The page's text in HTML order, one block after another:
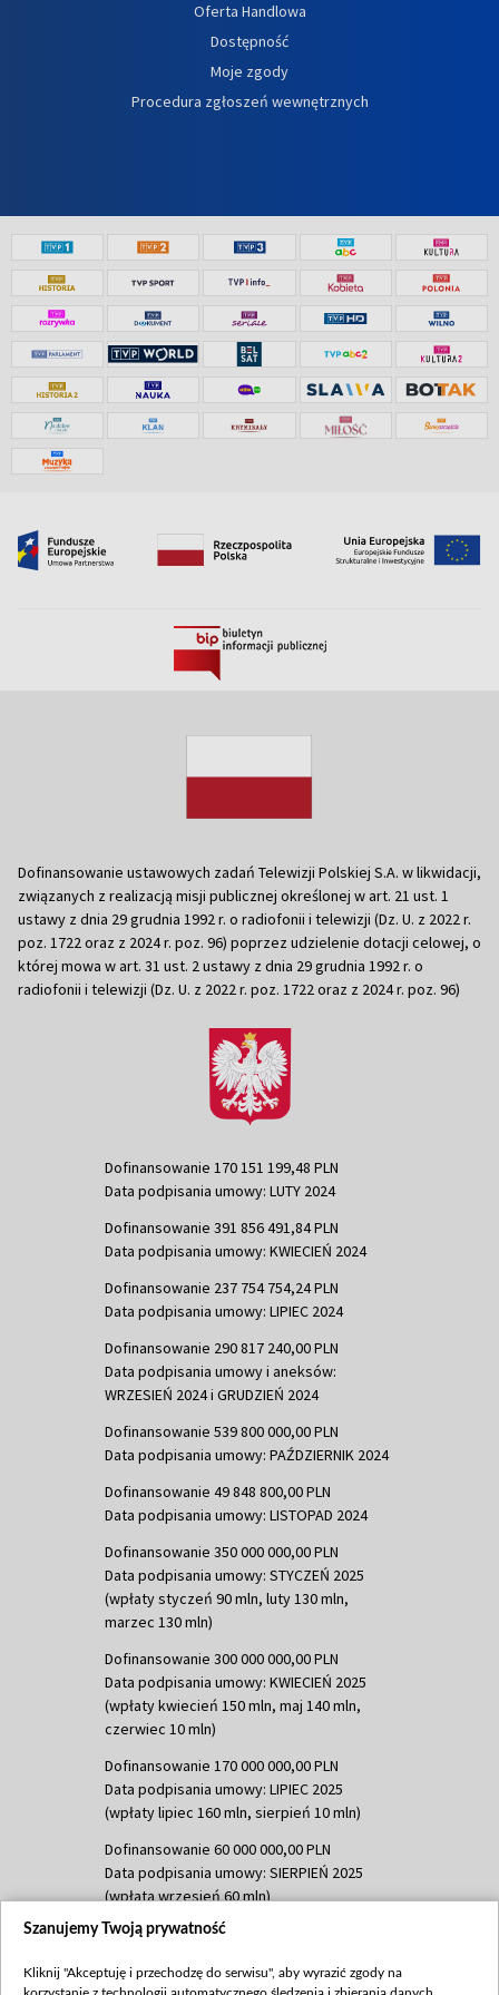
Oferta Handlowa
Dostępność
Moje zgody
Procedura zgłoszeń wewnętrznych
Dofinansowanie ustawowych zadań Telewizji Polskiej S.A. w likwidacji,
związanych z realizacją misji publicznej określonej w art. 21 ust. 1
ustawy z dnia 29 grudnia 1992 r. o radiofonii i telewizji (Dz. U. z 2022 r.
poz. 1722 oraz z 2024 r. poz. 96) poprzez udzielenie dotacji celowej, o
której mowa w art. 31 ust. 2 ustawy z dnia 29 grudnia 1992 r. o
radiofonii i telewizji (Dz. U. z 2022 r. poz. 1722 oraz z 2024 r. poz. 96)
Dofinansowanie 170 151 199,48 PLN
Data podpisania umowy: LUTY 2024
Dofinansowanie 391 856 491,84 PLN
Data podpisania umowy: KWIECIEŃ 2024
Dofinansowanie 237 754 754,24 PLN
Data podpisania umowy: LIPIEC 2024
Dofinansowanie 290 817 240,00 PLN
Data podpisania umowy i aneksów:
WRZESIEŃ 2024 i GRUDZIEŃ 2024
Dofinansowanie 539 800 000,00 PLN
Data podpisania umowy: PAŹDZIERNIK 2024
Dofinansowanie 49 848 800,00 PLN
Data podpisania umowy: LISTOPAD 2024
Dofinansowanie 350 000 000,00 PLN
Data podpisania umowy: STYCZEŃ 2025
(wpłaty styczeń 90 mln, luty 130 mln,
marzec 130 mln)
Dofinansowanie 300 000 000,00 PLN
Data podpisania umowy: KWIECIEŃ 2025
(wpłaty kwiecień 150 mln, maj 140 mln,
czerwiec 10 mln)
Dofinansowanie 170 000 000,00 PLN
Data podpisania umowy: LIPIEC 2025
(wpłaty lipiec 160 mln, sierpień 10 mln)
Dofinansowanie 60 000 000,00 PLN
Data podpisania umowy: SIERPIEŃ 2025
(wpłata wrzesień 60 mln)
Dofinansowanie 635 783 051,21 PLN
(wpłata wrzesień 100 mln, październik 350
Szanujemy Twoją prywatność
Kliknij "Akceptuję i przechodzę do serwisu", aby wyrazić zgody na